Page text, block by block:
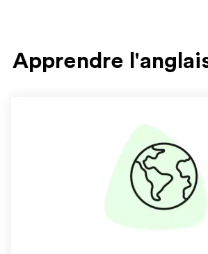
Apprendre